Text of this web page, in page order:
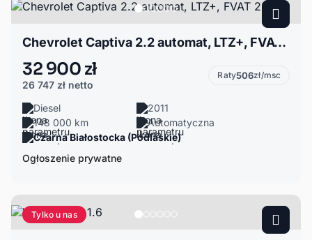
Chevrolet Captiva 2.2 automat, LTZ+, FVAT 23%
32 900 zł
26 747 zł netto
Raty506zł/msc
Diesel
2011
148 000 km
Automatyczna
Czarna Białostocka (Podlaskie)
Ogłoszenie prywatne
Tylko u nas